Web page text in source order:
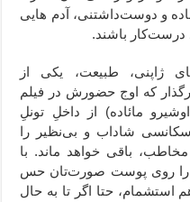
و دوست‌داشتنی، آدم هایی
باشند.
ژاپنی، طبیعت، یکی از
که اوج حضورش در فیلم
مائاده) از داخلِ تونلِ
شاداب و بی‌نظیر را
باقی خواهد ماند. با
را روی پوست‌ صورت‌تان حس
حتا اگر تا به حال